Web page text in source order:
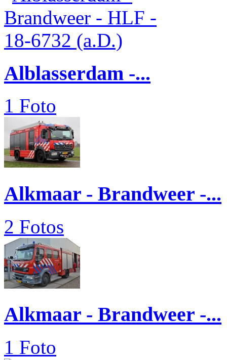
Alblasserdam -...
1 Foto
Alkmaar - Brandweer -...
2 Fotos
Alkmaar - Brandweer -...
1 Foto